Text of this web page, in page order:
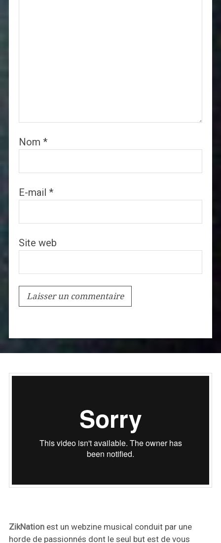
Nom *
E-mail *
Site web
ZikNationest un webzine musical conduit par une
horde de passionnés dont le seul but est de vous